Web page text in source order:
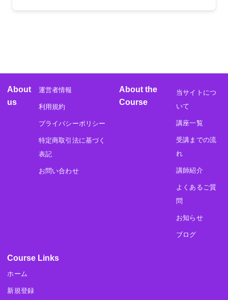
About
us
運営者情報
利用規約
プライバシーポリシー
特定商取引法に基づく
表記
お問い合わせ
About the
Course
当サイトにつ
いて
講座一覧
受講までの流
れ
講師紹介
よくあるご質
問
お知らせ
ブログ
Course Links
ホーム
新規登録